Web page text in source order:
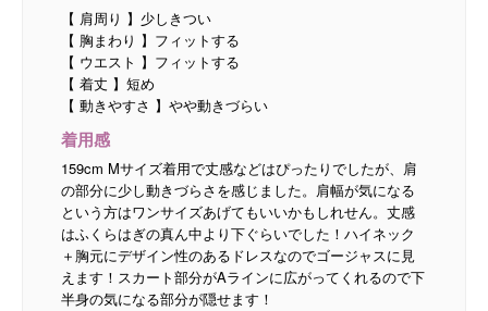
【 肩周り 】少しきつい
【 胸まわり 】フィットする
【 ウエスト 】フィットする
【 着丈 】短め
【 動きやすさ 】やや動きづらい
着用感
159cm Mサイズ着用で丈感などはぴったりでしたが、肩
の部分に少し動きづらさを感じました。肩幅が気になる
という方はワンサイズあげてもいいかもしれせん。丈感
はふくらはぎの真ん中より下ぐらいでした！ハイネック
＋胸元にデザイン性のあるドレスなのでゴージャスに見
えます！スカート部分がAラインに広がってくれるので下
半身の気になる部分が隠せます！